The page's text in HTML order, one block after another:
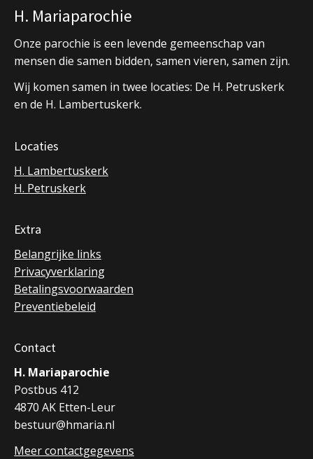
H. Mariaparochie
Onze parochie is een levende gemeenschap van
mensen die samen bidden, samen vieren, samen zijn.
Wij komen samen in twee locaties: De H. Petruskerk
en de H. Lambertuskerk.
Locaties
H. Lambertuskerk
H. Petruskerk
Extra
Belangrijke links
Privacyverklaring
Betalingsvoorwaarden
Preventiebeleid
Contact
H. Mariaparochie
Postbus 412
4870 AK Etten-Leur
bestuur@hmaria.nl
Meer contactgegevens